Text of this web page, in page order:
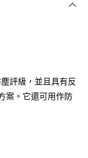
評級，並且具有反
案。它還可用作防